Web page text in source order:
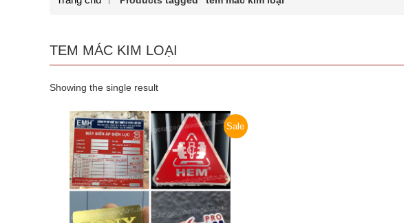
TEM MÁC KIM LOẠI
Showing the single result
Sale